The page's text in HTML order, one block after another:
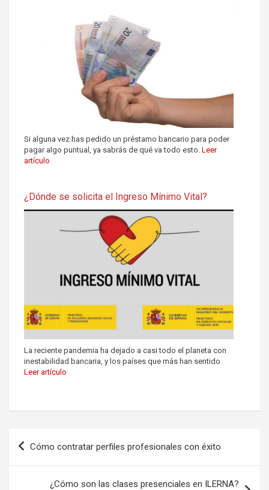
Si alguna vez has pedido un préstamo bancario para poder
pagar algo puntual, ya sabrás de qué va todo esto. Leer
artículo
¿Dónde se solicita el Ingreso Mínimo Vital?
La reciente pandemia ha dejado a casi todo el planeta con
inestabilidad bancaria, y los países que más han sentido
Leer artículo
Cómo contratar perfiles profesionales con éxito
¿Cómo son las clases presenciales en ILERNA?